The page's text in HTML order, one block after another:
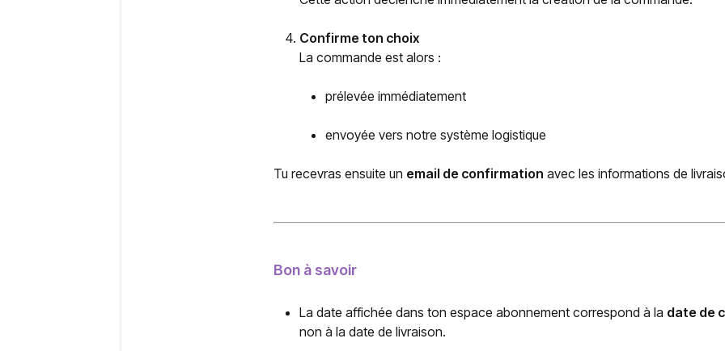
Confirme ton choix
La commande est alors :
prélevée immédiatement
envoyée vers notre système logistique
Tu recevras ensuite un email de confirmation avec les informations de
Bon à savoir
La date affichée dans ton espace abonnement correspond à la date de
non à la date de livraison.